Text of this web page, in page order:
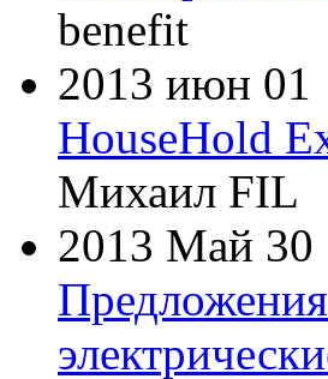
benefit
2013 июн 01
HouseHold
Михаил FIL
2013 Май 30